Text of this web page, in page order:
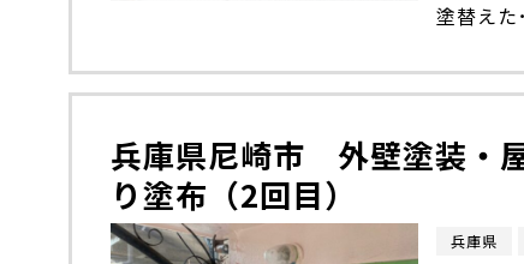
塗替えた
兵庫県尼崎市 外壁塗装
り塗布（2回目）
兵庫県